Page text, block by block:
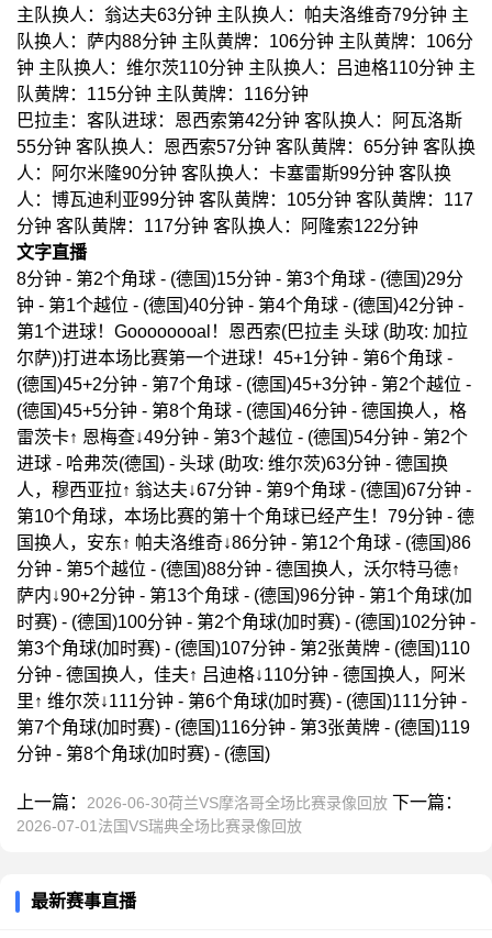
主队换人：翁达夫63分钟 主队换人：帕夫洛维奇79分钟 主
队换人：萨内88分钟 主队黄牌：106分钟 主队黄牌：106分
钟 主队换人：维尔茨110分钟 主队换人：吕迪格110分钟 主
队黄牌：115分钟 主队黄牌：116分钟
巴拉圭：客队进球：恩西索第42分钟 客队换人：阿瓦洛斯
55分钟 客队换人：恩西索57分钟 客队黄牌：65分钟 客队换
人：阿尔米隆90分钟 客队换人：卡塞雷斯99分钟 客队换
人：博瓦迪利亚99分钟 客队黄牌：105分钟 客队黄牌：117
分钟 客队黄牌：117分钟 客队换人：阿隆索122分钟
文字直播
8分钟 - 第2个角球 - (德国)15分钟 - 第3个角球 - (德国)29分
钟 - 第1个越位 - (德国)40分钟 - 第4个角球 - (德国)42分钟 -
第1个进球！Goooooooal！恩西索(巴拉圭 头球 (助攻: 加拉
尔萨))打进本场比赛第一个进球！45+1分钟 - 第6个角球 -
(德国)45+2分钟 - 第7个角球 - (德国)45+3分钟 - 第2个越位 -
(德国)45+5分钟 - 第8个角球 - (德国)46分钟 - 德国换人，格
雷茨卡↑ 恩梅查↓49分钟 - 第3个越位 - (德国)54分钟 - 第2个
进球 - 哈弗茨(德国) - 头球 (助攻: 维尔茨)63分钟 - 德国换
人，穆西亚拉↑ 翁达夫↓67分钟 - 第9个角球 - (德国)67分钟 -
第10个角球，本场比赛的第十个角球已经产生！79分钟 - 德
国换人，安东↑ 帕夫洛维奇↓86分钟 - 第12个角球 - (德国)86
分钟 - 第5个越位 - (德国)88分钟 - 德国换人，沃尔特马德↑
萨内↓90+2分钟 - 第13个角球 - (德国)96分钟 - 第1个角球(加
时赛) - (德国)100分钟 - 第2个角球(加时赛) - (德国)102分钟 -
第3个角球(加时赛) - (德国)107分钟 - 第2张黄牌 - (德国)110
分钟 - 德国换人，佳夫↑ 吕迪格↓110分钟 - 德国换人，阿米
里↑ 维尔茨↓111分钟 - 第6个角球(加时赛) - (德国)111分钟 -
第7个角球(加时赛) - (德国)116分钟 - 第3张黄牌 - (德国)119
分钟 - 第8个角球(加时赛) - (德国)
上一篇： 2026-06-30荷兰VS摩洛哥全场比赛录像回放 下一篇：
2026-07-01法国VS瑞典全场比赛录像回放
最新赛事直播